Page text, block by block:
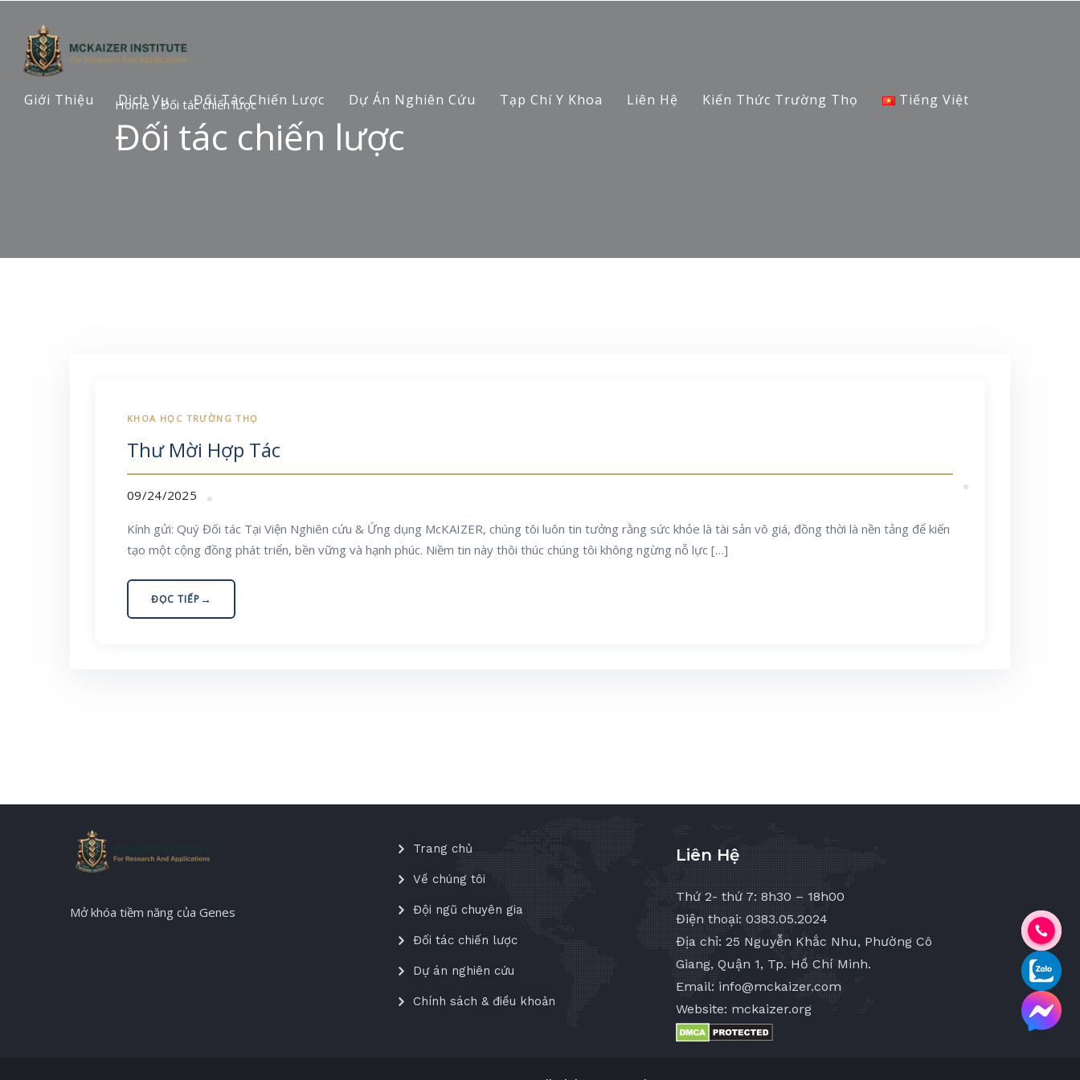
Giới Thiệu Dịch Vụ Đối Tác Chiến Lược Dự Án Nghiên Cứu Tạp Chí Y Khoa Liên Hệ Kiến Thức Trường Thọ Tiếng Việt
Home /Đối tác chiến lược
Đối tác chiến lược
Thư Mời Hợp Tác
09/24/2025
Kính gửi: Quý Đối tác Tại Viện Nghiên cứu & Ứng dụng McKAIZER, chúng tôi luôn tin tưởng rằng sức khỏe là tài sản vô giá, đồng thời là nền tảng để kiến
tạo một cộng đồng phát triển, bền vững và hạnh phúc. Niềm tin này thôi thúc chúng tôi không ngừng nỗ lực […]
ĐỌC TIẾP
Mở khóa tiềm năng của Genes
Trang chủ
Về chúng tôi
Đội ngũ chuyên gia
Đối tác chiến lược
Dự án nghiên cứu
Chính sách & điều khoản
Liên Hệ
Thứ 2- thứ 7: 8h30 – 18h00
Điện thoại: 0383.05.2024
Địa chỉ: 25 Nguyễn Khắc Nhu, Phường Cô
Giang, Quận 1, Tp. Hồ Chí Minh.
Email: info@mckaizer.com
Website: mckaizer.org